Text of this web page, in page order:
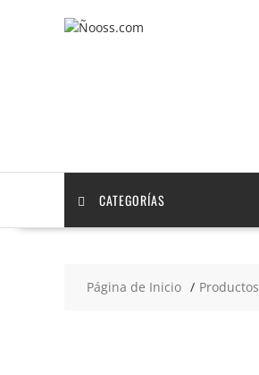
CATEGORÍAS
Página de Inicio Productos